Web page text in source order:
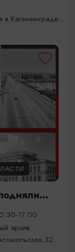
в Калининграде
17:00
архив